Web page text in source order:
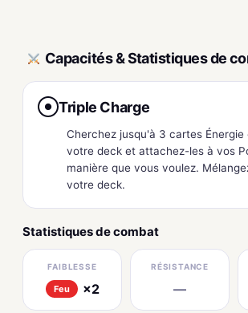
Capacités & Statistiques de
● Triple Charge
Cherchez jusqu'à 3 cartes Énergie
votre deck et attachez-les à vos
manière que vous voulez.
votre deck.
Statistiques de combat
FAIBLESSE
Feu ×2
RÉSISTANCE
—